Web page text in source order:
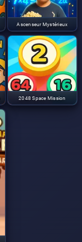
Ascenseur Mystérieux
2048 Space Mission